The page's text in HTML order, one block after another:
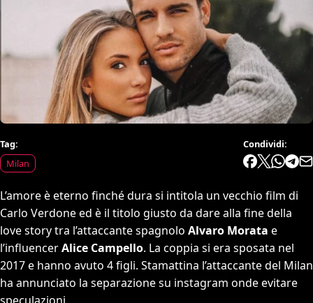
Tag:
Milan
Condividi:
L’amore è eterno finché dura si intitola un vecchio film di
Carlo Verdone ed è il titolo giusto da dare alla fine della
love story tra l’attaccante spagnolo Alvaro Morata e
l’influencerAlice Campello. La coppia si era sposata nel
2017 e hanno avuto 4 figli. Stamattina l’attaccante del Milan
ha annunciato la separazione su instagram onde evitare